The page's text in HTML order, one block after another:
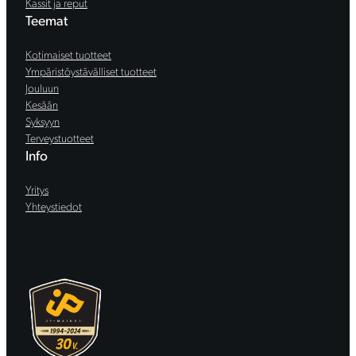
Kassit ja reput
Teemat
Kotimaiset tuotteet
Ympäristöystävälliset tuotteet
Jouluun
Kesään
Syksyyn
Terveystuotteet
Info
Yritys
Yhteystiedot